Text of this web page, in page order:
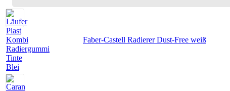
Faber-Castell Radierer Dust-Free weiß